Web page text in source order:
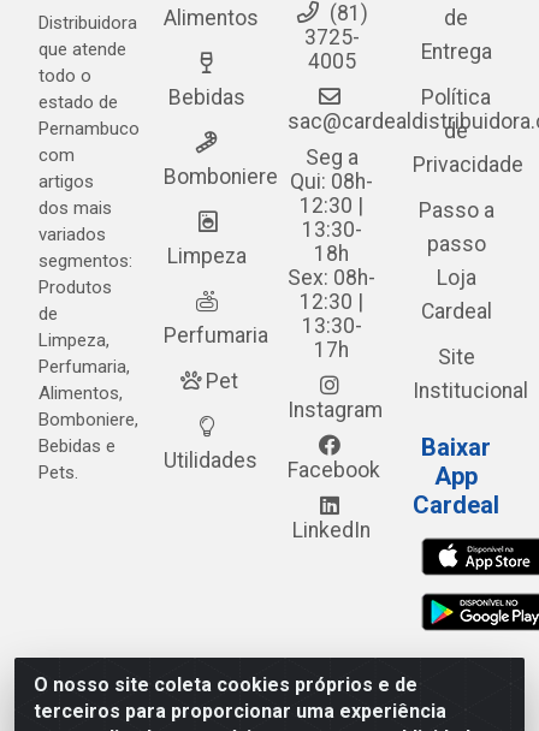
O nosso site coleta cookies próprios e de
terceiros para proporcionar uma experiência
Distribuidora
que atende
todo o
estado de
Pernambuco
com
artigos
dos mais
variados
segmentos:
Produtos
de
Limpeza,
Perfumaria,
Alimentos,
Bomboniere,
Bebidas e
Pets.
Alimentos
Bebidas
Bomboniere
Limpeza
Perfumaria
Pet
Utilidades
(81)
3725-
4005
Seg a
Qui: 08h-
12:30 |
13:30-
18h
Sex: 08h-
12:30 |
13:30-
17h
Instagram
Facebook
LinkedIn
de
Entrega
Política
de
Privacidade
Passo a
passo
Loja
Cardeal
Site
Institucional
Baixar
App
Cardeal
Cardeal Distribuidora - Estrada Alto do Moura, 582 - Alto
do Moura - Caruaru/PE - CEP 55.040-120 - CNPJ